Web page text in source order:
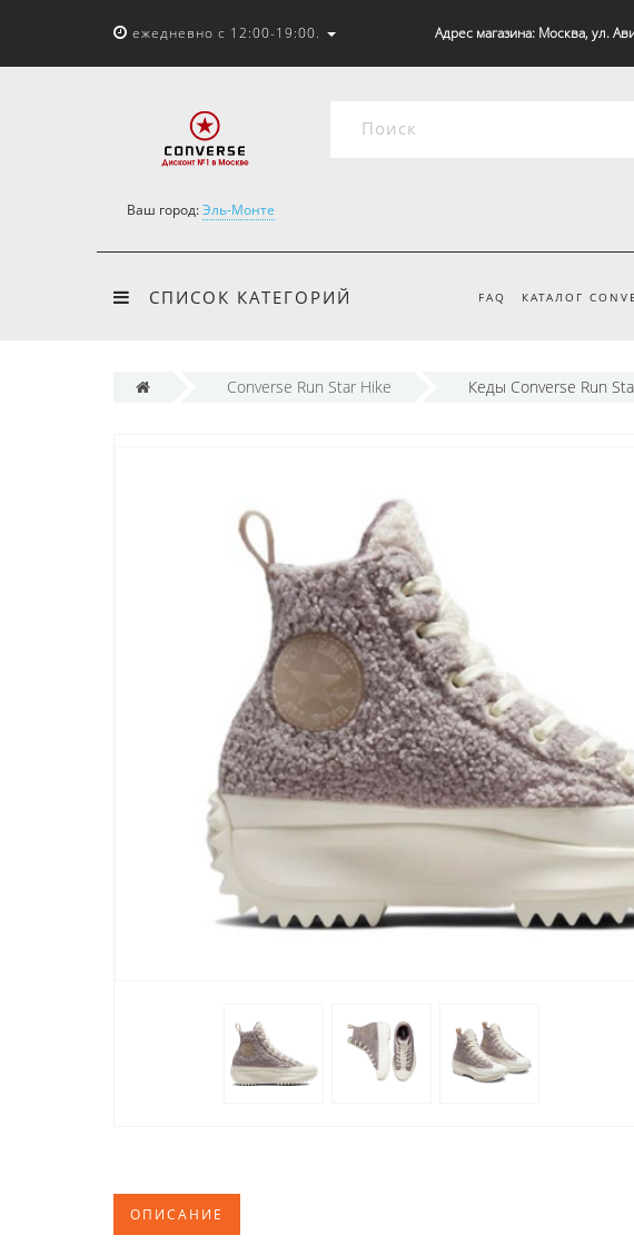
ежедневно с 12:00-19:00. Адрес магазина: Москва, ул.
Ваш город:Эль-Монте
СПИСОК КАТЕГОРИЙ FAQ КАТАЛОГ
Converse Run Star Hike Кеды Converse Run
ОПИСАНИЕ